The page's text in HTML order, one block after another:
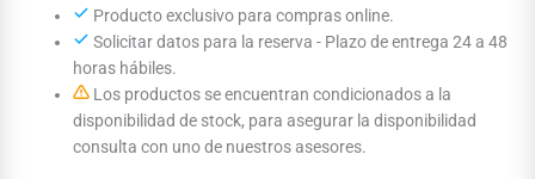
Producto exclusivo para compras online.
Solicitar datos para la reserva - Plazo de entrega 24 a 48
horas hábiles.
Los productos se encuentran condicionados a la
disponibilidad de stock, para asegurar la disponibilidad
consulta con uno de nuestros asesores.